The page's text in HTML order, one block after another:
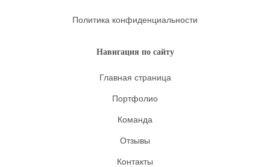
Политика конфиденциальности
Навигация по сайту
Главная страница
Портфолио
Команда
Отзывы
Контакты